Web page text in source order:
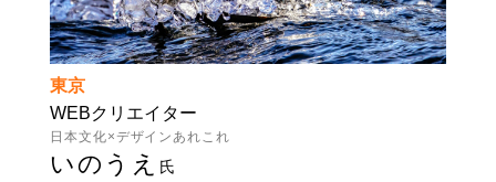
東京
WEBクリエイター
日本文化×デザインあれこれ
いのうえ 氏